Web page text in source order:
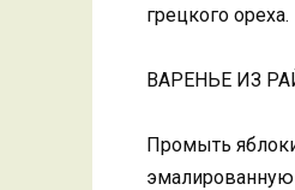
грецкого ореха.
ВАРЕНЬЕ ИЗ
Промыть
эмалированную